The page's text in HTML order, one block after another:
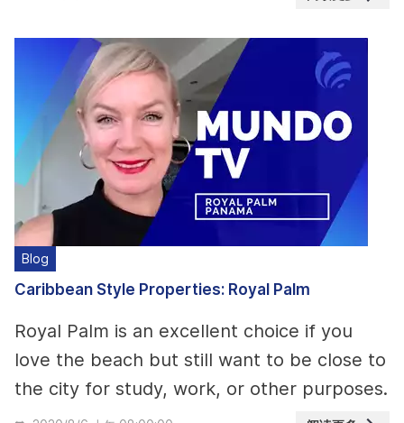
Blog
Caribbean Style Properties: Royal Palm
Royal Palm is an excellent choice if you
love the beach but still want to be close to
the city for study, work, or other purposes.